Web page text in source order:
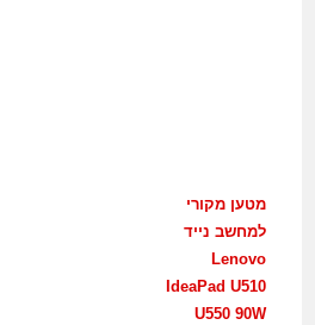
מטען מקורי
למחשב נייד
Lenovo
IdeaPad U510
U550 90W